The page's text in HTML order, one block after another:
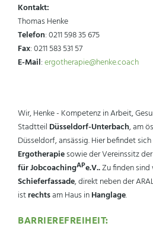
Kontakt:
Thomas Henke
Telefon: 0211 598 35 675
Fax: 0211 583 531 57
E-Mail:ergotherapie@henke.coach
Wir, Henke - Kompetenz in Arbeit,
Stadtteil Düsseldorf-Unterbach, am
Düsseldorf, ansässig. Hier befindet
Ergotherapiesowie der Vereinssitz der
für JobcoachingAPe.V..Zu finden
Schieferfassade, direkt neben der
istrechtsam Haus inHanglage.
BARRIEREFREIHEIT: